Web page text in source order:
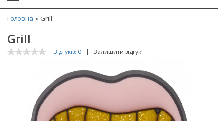
Головна » Grill
Grill
Відгуків: 0 | Залишити відгук!